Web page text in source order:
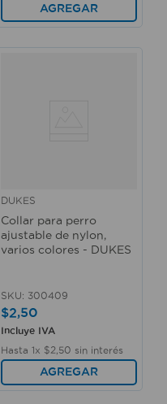
AGREGAR
DUKES
Collar para perro
ajustable de nylon,
varios colores - DUKES
SKU: 300409
$2,50
Incluye IVA
Hasta 1x $2 50 sin interés
AGREGAR